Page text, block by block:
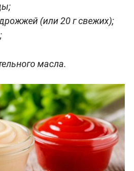
(или 20 г свежих);
масла.